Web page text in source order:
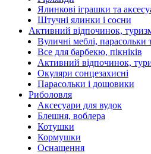
Ялинкові іграшки та
Штучні ялинки і сосни
Активний відпочинок,
Вуличні меблі, парасольки
Все для барбекю, пікніків
Активний відпочинок,
Окуляри сонцезахисні
Парасольки і дощовики
Риболовля
Аксесуари для вудок
Блешня, воблера
Котушки
Кормушки
Оснащення